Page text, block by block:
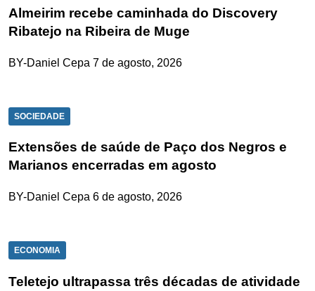
Almeirim recebe caminhada do Discovery
Ribatejo na Ribeira de Muge
BY-Daniel Cepa 7 de agosto, 2026
SOCIEDADE
Extensões de saúde de Paço dos Negros e
Marianos encerradas em agosto
BY-Daniel Cepa 6 de agosto, 2026
ECONOMIA
Teletejo ultrapassa três décadas de atividade